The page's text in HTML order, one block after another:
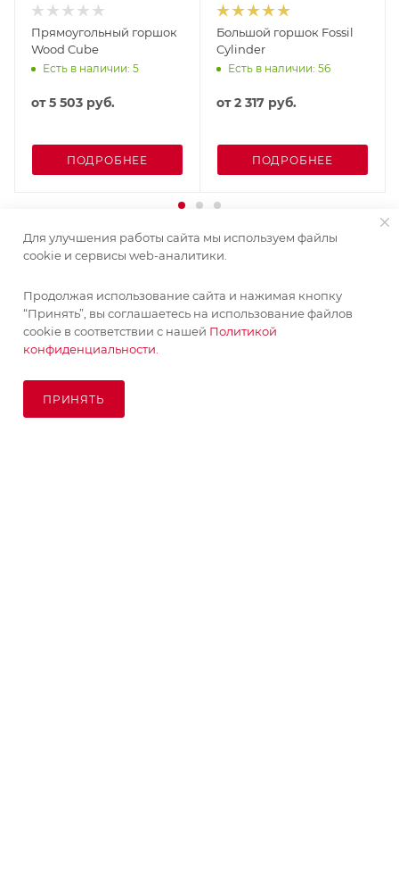
Прямоугольный горшок
Wood Cube
Есть в наличии: 5
от5 503 руб.
ПОДРОБНЕЕ
Большой горшок Fossil
Cylinder
Есть в наличии: 56
от2 317 руб.
ПОДРОБНЕЕ
Для улучшения работы сайта мы используем файлы
cookie и сервисы web-аналитики.
Продолжая использование сайта и нажимая кнопку
“Принять”, вы соглашаетесь на использование файлов
cookie в соответствии с нашей Политикой
конфиденциальности.
ПРИНЯТЬ